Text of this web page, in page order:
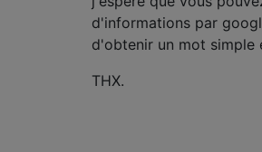
d'informations par
d'obtenir un mot simple
THX.